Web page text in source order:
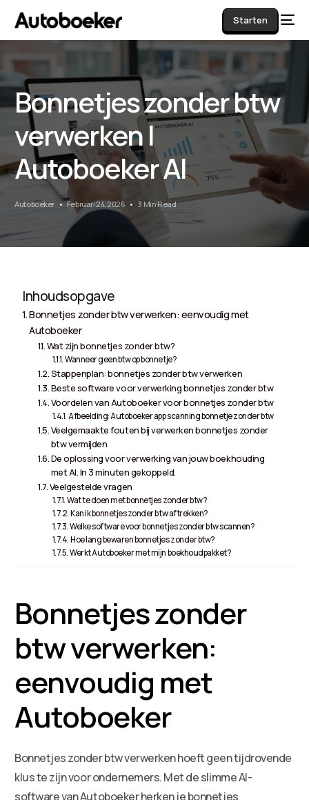
Starten
Bonnetjes zonder btw
verwerken |
Autoboeker AI
Autoboeker Februari 24, 2026 3 Min Read
Inhoudsopgave
Bonnetjes zonder btw verwerken: eenvoudig met
Autoboeker
Wat zijn bonnetjes zonder btw?
Wanneer geen btw op bonnetje?
Stappenplan: bonnetjes zonder btw verwerken
Beste software voor verwerking bonnetjes zonder btw
Voordelen van Autoboeker voor bonnetjes zonder btw
Afbeelding: Autoboeker app scanning bonnetje zonder btw
Veelgemaakte fouten bij verwerken bonnetjes zonder
btw vermijden
De oplossing voor verwerking van jouw boekhouding
met AI. In 3 minuten gekoppeld.
Veelgestelde vragen
Wat te doen met bonnetjes zonder btw?
Kan ik bonnetjes zonder btw aftrekken?
Welke software voor bonnetjes zonder btw scannen?
Hoe lang bewaren bonnetjes zonder btw?
Werkt Autoboeker met mijn boekhoudpakket?
Bonnetjes zonder
btw verwerken:
eenvoudig met
Autoboeker
Bonnetjes zonder btw verwerken hoeft geen tijdrovende
klus te zijn voor ondernemers. Met de slimme AI-
software van Autoboeker herken je bonnetjes